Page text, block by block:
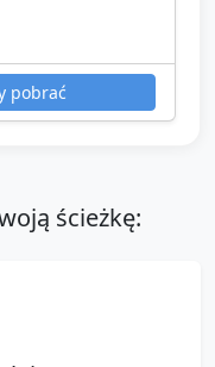
pobrać
ścieżkę: